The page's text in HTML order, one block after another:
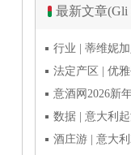
最新文章(Gli